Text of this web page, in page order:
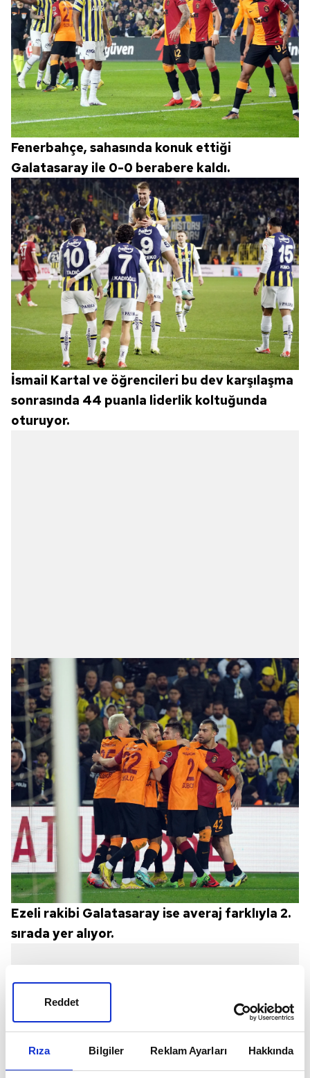
Rıza Bilgiler Reklam Ayarları Hakkında
Reddet
Fenerbahçe, sahasında konuk ettiği
Galatasaray ile 0-0 berabere kaldı.
İsmail Kartal ve öğrencileri bu dev karşılaşma
sonrasında 44 puanla liderlik koltuğunda
oturuyor.
Ezeli rakibi Galatasaray ise averaj farklıyla 2.
sırada yer alıyor.